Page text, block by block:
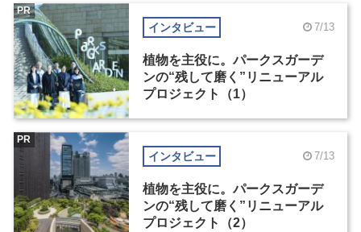
インタビュー 7/13
植物を主役に。パークスガーデ
ンの“残して磨く”リニューアル
プロジェクト（1）
PR
インタビュー 7/13
植物を主役に。パークスガーデ
ンの“残して磨く”リニューアル
プロジェクト（2）
PR